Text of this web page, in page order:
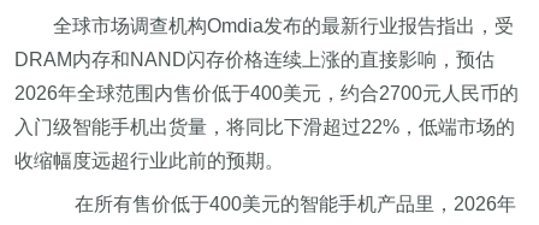
全球市场调查机构Omdia发布的最新行业报告指出，受
DRAM内存和NAND闪存价格连续上涨的直接影响，预估
2026年全球范围内售价低于400美元，约合2700元人民币的
入门级智能手机出货量，将同比下滑超过22%，低端市场的
收缩幅度远超行业此前的预期。
在所有售价低于400美元的智能手机产品里，2026年